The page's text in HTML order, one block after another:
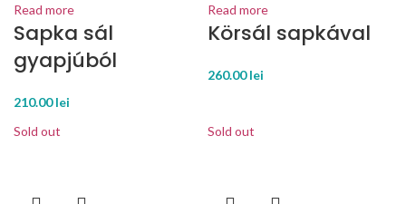
Read more
Sapka sál
gyapjúból
210.00lei
Read more
Körsál sapkával
260.00lei
Sold out Sold out